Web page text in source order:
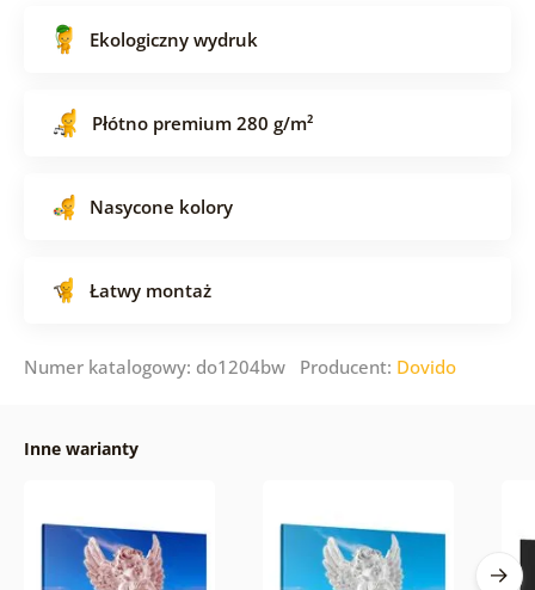
Ekologiczny wydruk
Płótno premium 280 g/m²
Nasycone kolory
Łatwy montaż
Numer katalogowy: do1204bw Producent: Dovido
Inne warianty